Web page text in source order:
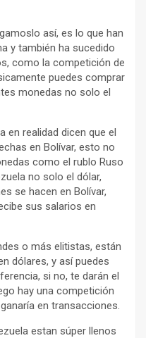
así, es lo que han
y también ha sucedido
como la competición de
puedes comprar
monedas no solo el
en realidad dicen que el
en Bolívar, esto no
como el rublo Ruso
no solo el dólar,
se hacen en Bolívar,
sus salarios en
o más elitistas, están
dólares, y así puedes
si no, te darán el
hay una competición
en transacciones.
estan súper llenos